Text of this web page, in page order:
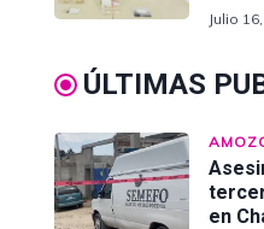
Julio
ÚLTIMAS
en